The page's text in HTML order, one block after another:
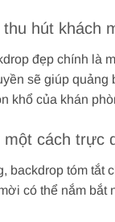
hút khách
đẹp chính là
sẽ giúp
khổ của khán
cách trực
tóm tắt
có thể nắm